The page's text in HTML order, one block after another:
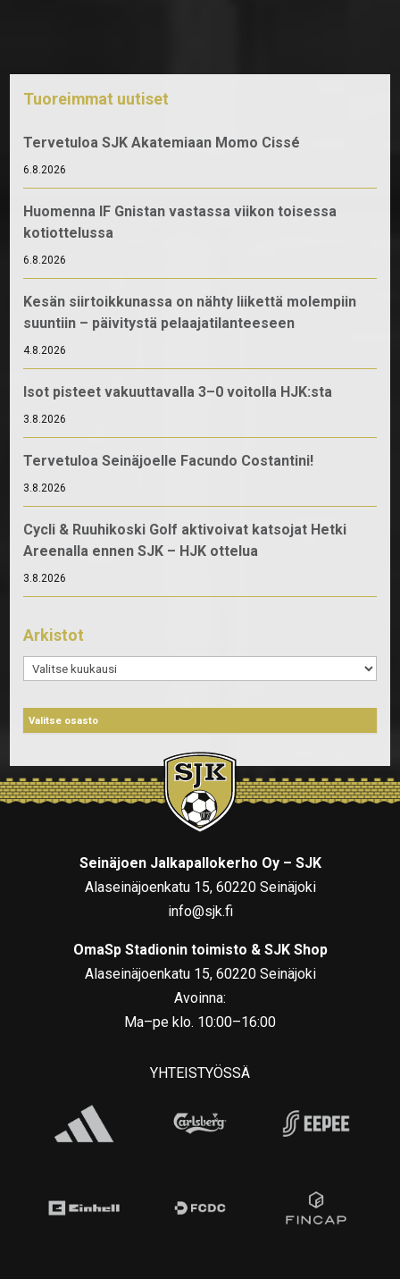
Tuoreimmat uutiset
Tervetuloa SJK Akatemiaan Momo Cissé
6.8.2026
Huomenna IF Gnistan vastassa viikon toisessa
kotiottelussa
6.8.2026
Kesän siirtoikkunassa on nähty liikettä molempiin
suuntiin – päivitystä pelaajatilanteeseen
4.8.2026
Isot pisteet vakuuttavalla 3–0 voitolla HJK:sta
3.8.2026
Tervetuloa Seinäjoelle Facundo Costantini!
3.8.2026
Cycli & Ruuhikoski Golf aktivoivat katsojat Hetki
Areenalla ennen SJK – HJK ottelua
3.8.2026
Arkistot
Arkistot
Seinäjoen Jalkapallokerho Oy – SJK
Alaseinäjoenkatu 15, 60220 Seinäjoki
info@sjk.fi
OmaSp Stadionin toimisto & SJK Shop
Alaseinäjoenkatu 15, 60220 Seinäjoki
Avoinna:
Ma–pe klo. 10:00–16:00
YHTEISTYÖSSÄ